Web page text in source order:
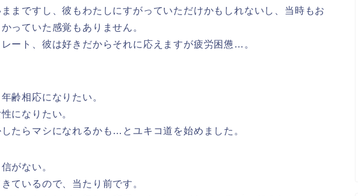
まですし、彼もわたしにすがっていただけかもしれないし、当時もお
っていた感覚もありません。
ート、彼は好きだからそれに応えますが疲労困憊…。
齢相応になりたい。
になりたい。
たらマシになれるかも…とユキコ道を始めました。
がない。
ているので、当たり前です。